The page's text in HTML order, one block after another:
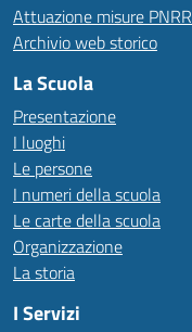
Attuazione misure PNRR
Archivio web storico
La Scuola
Presentazione
I luoghi
Le persone
I numeri della scuola
Le carte della scuola
Organizzazione
La storia
I Servizi